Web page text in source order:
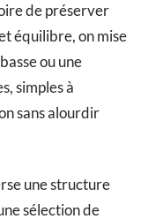
de préserver
équilibre, on mise
ou une
simples à
sans alourdir
une structure
sélection de